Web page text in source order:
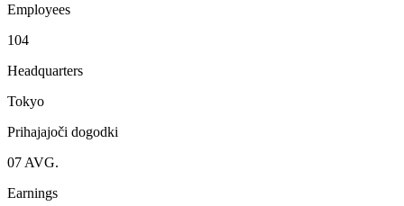
Employees
104
Headquarters
Tokyo
Prihajajoči dogodki
07 AVG.
Earnings